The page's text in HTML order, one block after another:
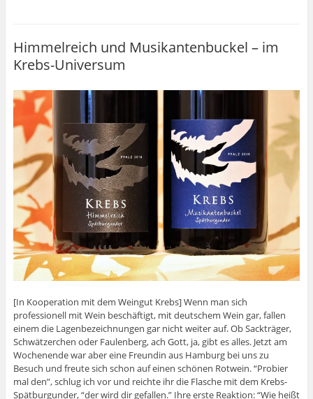
Himmelreich und Musikantenbuckel – im
Krebs-Universum
[In Kooperation mit dem Weingut Krebs] Wenn man sich
professionell mit Wein beschäftigt, mit deutschem Wein gar, fallen
einem die Lagenbezeichnungen gar nicht weiter auf. Ob Sackträger,
Schwätzerchen oder Faulenberg, ach Gott, ja, gibt es alles. Jetzt am
Wochenende war aber eine Freundin aus Hamburg bei uns zu
Besuch und freute sich schon auf einen schönen Rotwein. “Probier
mal den”, schlug ich vor und reichte ihr die Flasche mit dem Krebs-
Spätburgunder, “der wird dir gefallen.” Ihre erste Reaktion: “Wie heißt